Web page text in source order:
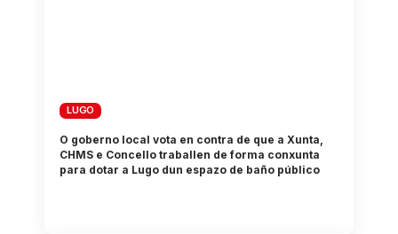
LUGO
O goberno local vota en contra de que a Xunta,
CHMS e Concello traballen de forma conxunta
para dotar a Lugo dun espazo de baño público